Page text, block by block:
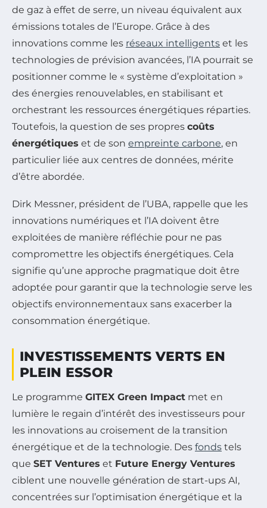
de gaz à effet de serre, un niveau équivalent aux
émissions totales de l’Europe. Grâce à des
innovations comme les réseaux intelligents et les
technologies de prévision avancées, l’IA pourrait se
positionner comme le « système d’exploitation »
des énergies renouvelables, en stabilisant et
orchestrant les ressources énergétiques réparties.
Toutefois, la question de ses propres coûts
énergétiques et de son empreinte carbone, en
particulier liée aux centres de données, mérite
d’être abordée.
Dirk Messner, président de l’UBA, rappelle que les
innovations numériques et l’IA doivent être
exploitées de manière réfléchie pour ne pas
compromettre les objectifs énergétiques. Cela
signifie qu’une approche pragmatique doit être
adoptée pour garantir que la technologie serve les
objectifs environnementaux sans exacerber la
consommation énergétique.
INVESTISSEMENTS VERTS EN
PLEIN ESSOR
Le programme GITEX Green Impact met en
lumière le regain d’intérêt des investisseurs pour
les innovations au croisement de la transition
énergétique et de la technologie. Des fonds tels
que SET Ventures et Future Energy Ventures
ciblent une nouvelle génération de start-ups AI,
concentrées sur l’optimisation énergétique et la